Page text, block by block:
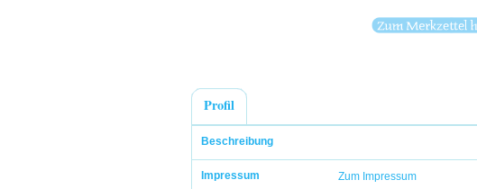
Profil
Beschreibung
Impressum Zum Impressum